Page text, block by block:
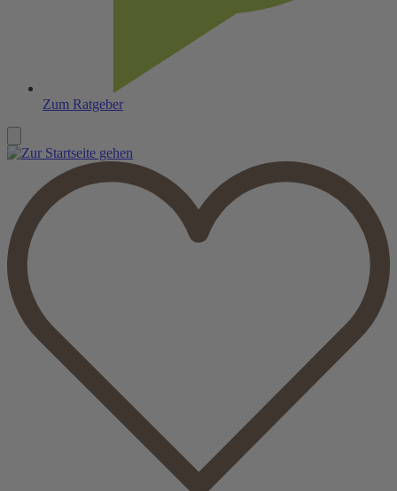
Zum Ratgeber